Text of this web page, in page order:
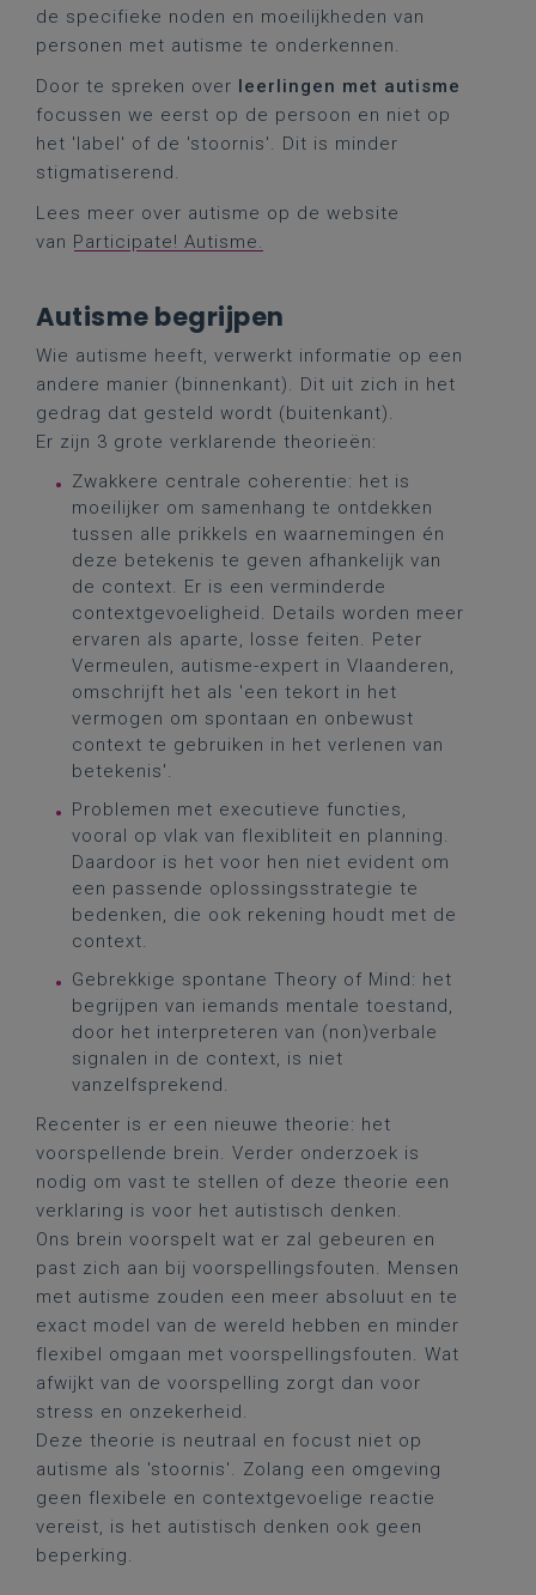
de specifieke noden en moeilijkheden van
personen met autisme te onderkennen.
Door te spreken over leerlingen met autisme
focussen we eerst op de persoon en niet op
het 'label' of de 'stoornis'. Dit is minder
stigmatiserend.
Lees meer over autisme op de website
van Participate! Autisme.
Autisme begrijpen
Wie autisme heeft, verwerkt informatie op een
andere manier (binnenkant). Dit uit zich in het
gedrag dat gesteld wordt (buitenkant).
Er zijn 3 grote verklarende theorieën:
Zwakkere centrale coherentie: het is
moeilijker om samenhang te ontdekken
tussen alle prikkels en waarnemingen én
deze betekenis te geven afhankelijk van
de context. Er is een verminderde
contextgevoeligheid. Details worden meer
ervaren als aparte, losse feiten. Peter
Vermeulen, autisme-expert in Vlaanderen,
omschrijft het als 'een tekort in het
vermogen om spontaan en onbewust
context te gebruiken in het verlenen van
betekenis'.
Problemen met executieve functies,
vooral op vlak van flexibliteit en planning.
Daardoor is het voor hen niet evident om
een passende oplossingsstrategie te
bedenken, die ook rekening houdt met de
context.
Gebrekkige spontane Theory of Mind: het
begrijpen van iemands mentale toestand,
door het interpreteren van (non)verbale
signalen in de context, is niet
vanzelfsprekend.
Recenter is er een nieuwe theorie: het
voorspellende brein. Verder onderzoek is
nodig om vast te stellen of deze theorie een
verklaring is voor het autistisch denken.
Ons brein voorspelt wat er zal gebeuren en
past zich aan bij voorspellingsfouten. Mensen
met autisme zouden een meer absoluut en te
exact model van de wereld hebben en minder
flexibel omgaan met voorspellingsfouten. Wat
afwijkt van de voorspelling zorgt dan voor
stress en onzekerheid.
Deze theorie is neutraal en focust niet op
autisme als 'stoornis'. Zolang een omgeving
geen flexibele en contextgevoelige reactie
vereist, is het autistisch denken ook geen
beperking.